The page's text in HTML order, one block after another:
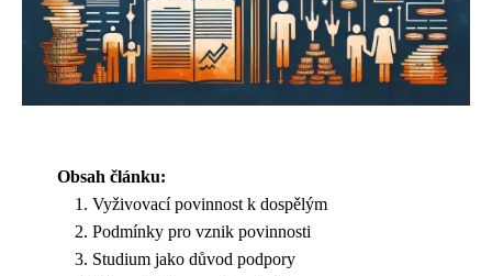
Obsah článku:
Vyživovací povinnost k dospělým
Podmínky pro vznik povinnosti
Studium jako důvod podpory